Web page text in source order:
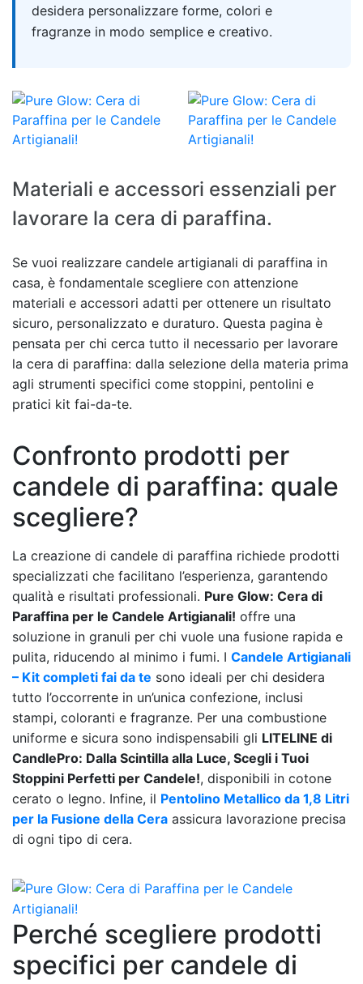
desidera personalizzare forme, colori e
fragranze in modo semplice e creativo.
Materiali e accessori essenziali per
lavorare la cera di paraffina.
Se vuoi realizzare candele artigianali di paraffina in
casa, è fondamentale scegliere con attenzione
materiali e accessori adatti per ottenere un risultato
sicuro, personalizzato e duraturo. Questa pagina è
pensata per chi cerca tutto il necessario per lavorare
la cera di paraffina: dalla selezione della materia prima
agli strumenti specifici come stoppini, pentolini e
pratici kit fai-da-te.
Confronto prodotti per
candele di paraffina: quale
scegliere?
La creazione di candele di paraffina richiede prodotti
specializzati che facilitano l’esperienza, garantendo
qualità e risultati professionali. Pure Glow: Cera di
Paraffina per le Candele Artigianali! offre una
soluzione in granuli per chi vuole una fusione rapida e
pulita, riducendo al minimo i fumi. I Candele Artigianali
– Kit completi fai da te sono ideali per chi desidera
tutto l’occorrente in un’unica confezione, inclusi
stampi, coloranti e fragranze. Per una combustione
uniforme e sicura sono indispensabili gli LITELINE di
CandlePro: Dalla Scintilla alla Luce, Scegli i Tuoi
Stoppini Perfetti per Candele!, disponibili in cotone
cerato o legno. Infine, il Pentolino Metallico da 1,8 Litri
per la Fusione della Cera assicura lavorazione precisa
di ogni tipo di cera.
Perché scegliere prodotti
specifici per candele di